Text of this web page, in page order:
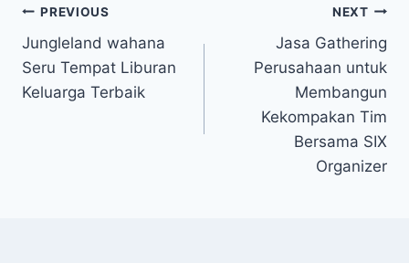
PREVIOUS
Jungleland wahana
Seru Tempat Liburan
Keluarga Terbaik
NEXT
Jasa Gathering
Perusahaan untuk
Membangun
Kekompakan Tim
Bersama SIX
Organizer